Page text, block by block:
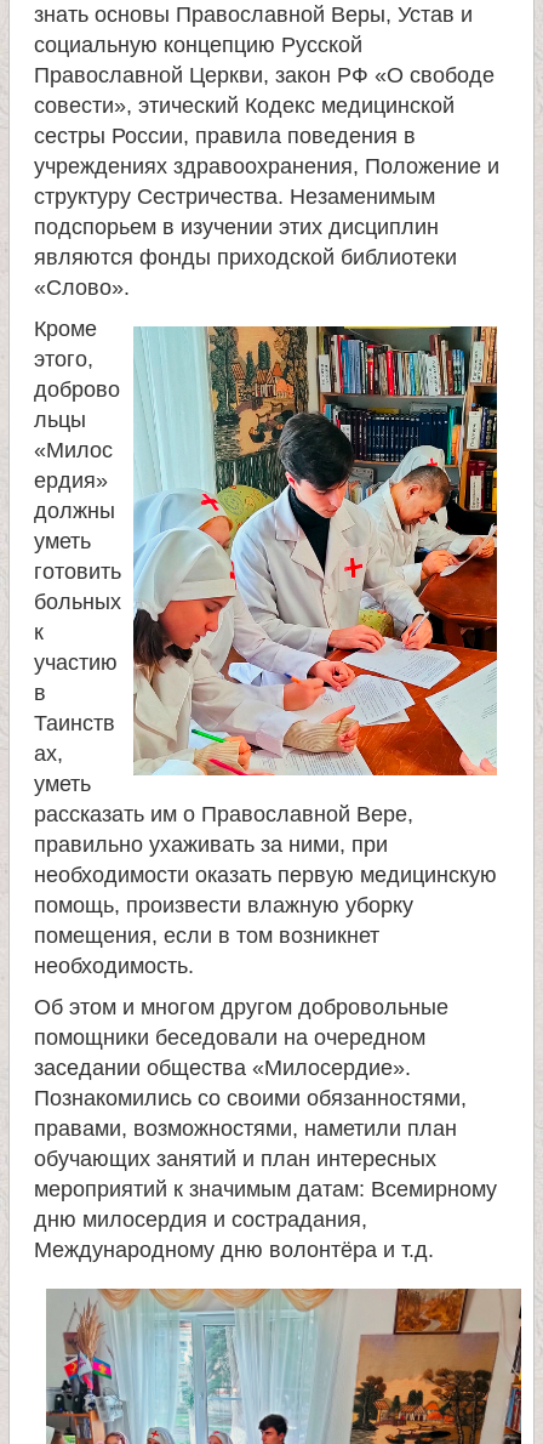
и
ц
е
л
и
е
л
я
П
а
н
л
и
м
о
н
знать основы Православной Веры, Устав и
социальную концепцию Русской
Православной Церкви, закон РФ «О свободе
совести», этический Кодекс медицинской
сестры России, правила поведения в
учреждениях здравоохранения, Положение и
структуру Сестричества. Незаменимым
подспорьем в изучении этих дисциплин
являются фонды приходской библиотеки
«Слово».
Кроме
этого,
доброво
льцы
«Милос
ердия»
должны
уметь
готовить
больных
к
участию
в
Таинств
ах,
уметь
рассказать им о Православной Вере,
правильно ухаживать за ними, при
необходимости оказать первую медицинскую
помощь, произвести влажную уборку
помещения, если в том возникнет
необходимость.
Об этом и многом другом добровольные
помощники беседовали на очередном
заседании общества «Милосердие».
Познакомились со своими обязанностями,
правами, возможностями, наметили план
обучающих занятий и план интересных
мероприятий к значимым датам: Всемирному
дню милосердия и сострадания,
Международному дню волонтёра и т.д.